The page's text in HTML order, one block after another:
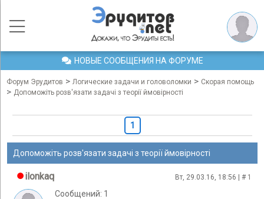
НОВЫЕ СООБЩЕНИЯ НА ФОРУМЕ
Форум Эрудитов > Логические задачи и головоломки > Скорая помощь
> Допоможіть розв'язати задачі з теорії ймовірності
1
Допоможіть розв'язати задачі з теорії ймовірності
ilonkaq Вт, 29.03.16, 18:56 | # 1
Сообщений: 1